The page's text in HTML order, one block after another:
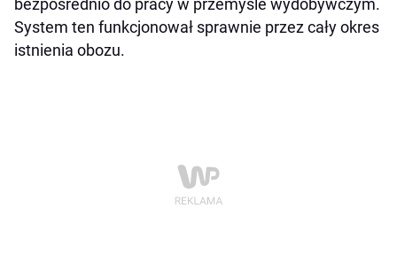
bezpośrednio do pracy w przemyśle wydobywczym.
System ten funkcjonował sprawnie przez cały okres
istnienia obozu.